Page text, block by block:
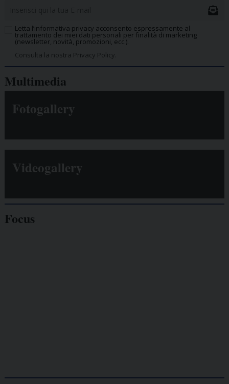
Letta l’informativa privacy acconsento espressamente al
trattamento dei miei dati personali per finalità di marketing
(newsletter, novità, promozioni, ecc.).
Consulta la nostra Privacy Policy.
Multimedia
Fotogallery
Videogallery
Focus